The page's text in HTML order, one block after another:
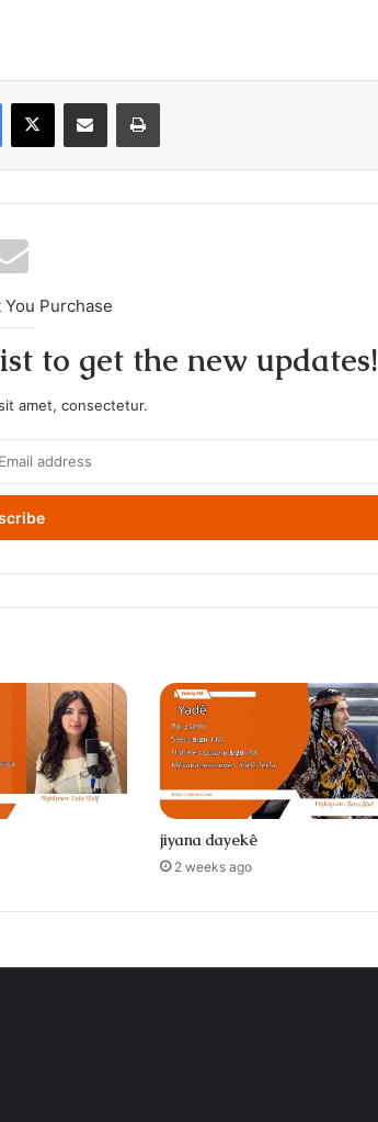
Facebook
X Share via Email Print
Purchase
to get the new updates!
amet, consectetur.
jiyana dayekê
2 weeks ago